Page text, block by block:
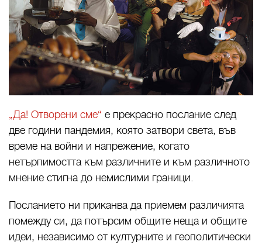
„Да! Отворени сме“ е прекрасно послание след
две години пандемия, която затвори света, във
време на войни и напрежение, когато
нетърпимостта към различните и към различното
мнение стигна до немислими граници.
Посланието ни приканва да приемем различията
помежду си, да потърсим общите неща и общите
идеи, независимо от културните и геополитически